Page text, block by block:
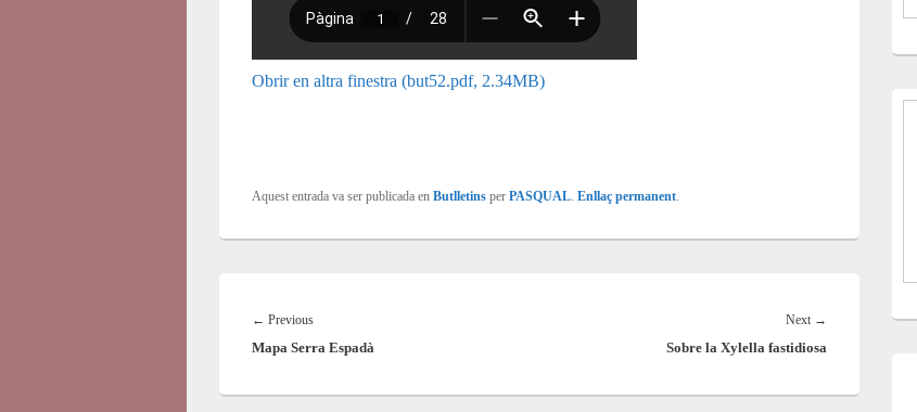
Obrir en altra finestra (but52.pdf, 2.34MB)
Aquest entrada va ser publicada en Butlletins per PASQUAL Enllaç permanent
d'entrades
← Previous
post:
Mapa Serra Espadà
Next →
Sobre la Xylella fastidiosa